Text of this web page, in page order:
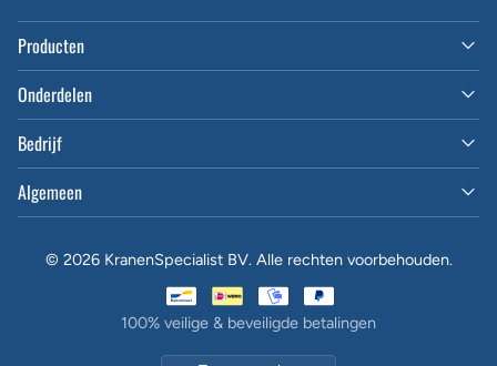
Producten
Onderdelen
Bedrijf
Algemeen
100% veilige & beveiligde betalingen
© 2026 KranenSpecialist BV. Alle rechten voorbehouden.